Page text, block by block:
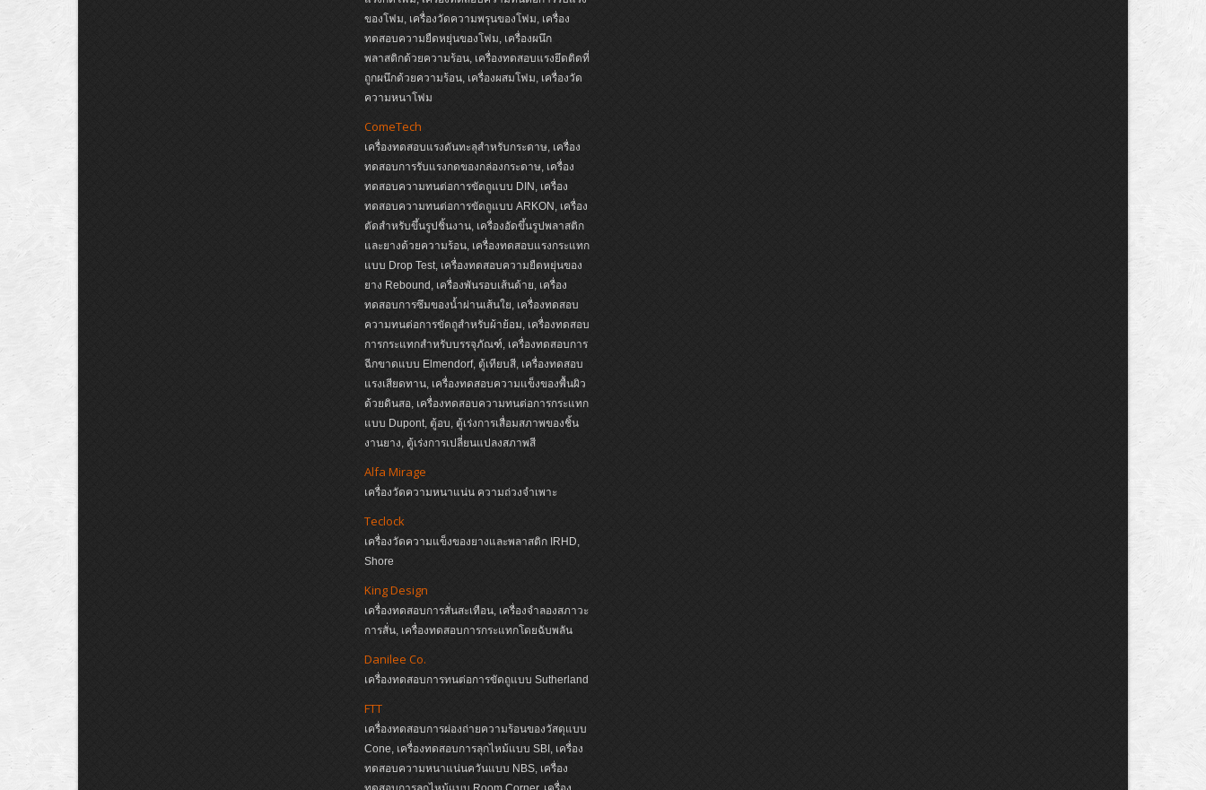
ของโฟม, เครื่องวัดความพรุนของโฟม, เครื่อง
ทดสอบความยืดหยุ่นของโฟม, เครื่องผนึก
พลาสติกด้วยความร้อน, เครื่องทดสอบแรงยึดติดที่
ถูกผนึกด้วยความร้อน, เครื่องผสมโฟม, เครื่องวัด
ความหนาโฟม
ComeTech
เครื่องทดสอบแรงดันทะลุสำหรับกระดาษ, เครื่อง
ทดสอบการรับแรงกดของกล่องกระดาษ, เครื่อง
ทดสอบความทนต่อการขัดถูแบบ DIN, เครื่อง
ทดสอบความทนต่อการขัดถูแบบ ARKON, เครื่อง
ตัดสำหรับขึ้นรูปชิ้นงาน, เครื่องอัดขึ้นรูปพลาสติก
และยางด้วยความร้อน, เครื่องทดสอบแรงกระแทก
แบบ Drop Test, เครื่องทดสอบความยืดหยุ่นของ
ยาง Rebound, เครื่องพันรอบเส้นด้าย, เครื่อง
ทดสอบการซึมของน้ำผ่านเส้นใย, เครื่องทดสอบ
ความทนต่อการขัดถูสำหรับผ้าย้อม, เครื่องทดสอบ
การกระแทกสำหรับบรรจุภัณฑ์, เครื่องทดสอบการ
ฉีกขาดแบบ Elmendorf, ตู้เทียบสี, เครื่องทดสอบ
แรงเสียดทาน, เครื่องทดสอบความแข็งของพื้นผิว
ด้วยดินสอ, เครื่องทดสอบความทนต่อการกระแทก
แบบ Dupont, ตู้อบ, ตู้เร่งการเสื่อมสภาพของชิ้น
งานยาง, ตู้เร่งการเปลี่ยนแปลงสภาพสี
Alfa Mirage
เครื่องวัดความหนาแน่น ความถ่วงจำเพาะ
Teclock
เครื่องวัดความแข็งของยางและพลาสติก IRHD,
Shore
King Design
เครื่องทดสอบการสั่นสะเทือน, เครื่องจำลองสภาวะ
การสั่น, เครื่องทดสอบการกระแทกโดยฉับพลัน
Danilee Co.
เครื่องทดสอบการทนต่อการขัดถูแบบ Sutherland
FTT
เครื่องทดสอบการผ่องถ่ายความร้อนของวัสดุแบบ
Cone, เครื่องทดสอบการลุกไหม้แบบ SBI, เครื่อง
ทดสอบความหนาแน่นควันแบบ NBS, เครื่อง